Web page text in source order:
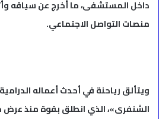
داخل المستشفى، ما أُخرج عن سياقه
منصات التواصل الاجتماعي.
ويتألق رياحنة في أحدث أعماله
الشنفرى»، الذي انطلق بقوة منذ عرض